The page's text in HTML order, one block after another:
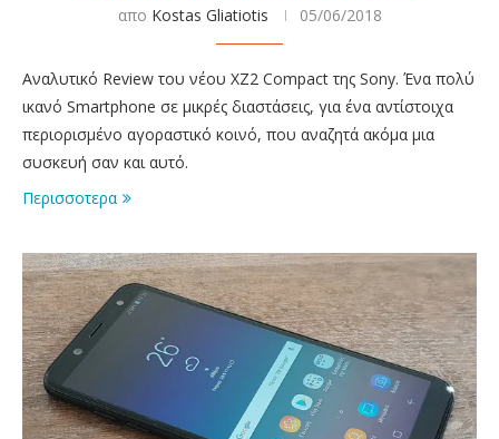
απο Kostas Gliatiotis 05/06/2018
Αναλυτικό Review του νέου XZ2 Compact της Sony. Ένα πολύ
ικανό Smartphone σε μικρές διαστάσεις, για ένα αντίστοιχα
περιορισμένο αγοραστικό κοινό, που αναζητά ακόμα μια
συσκευή σαν και αυτό.
Περισσοτερα